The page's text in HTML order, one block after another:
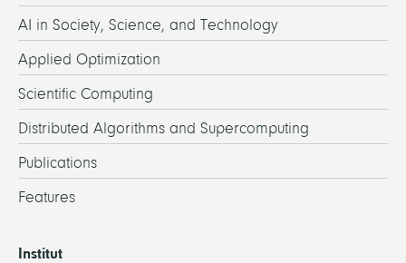
AI in Society, Science, and Technology
Applied Optimization
Scientific Computing
Distributed Algorithms and Supercomputing
Publications
Features
Institut